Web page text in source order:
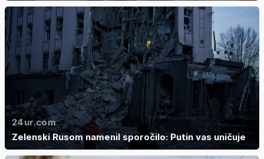
24ur.com
Zelenski Rusom namenil sporočilo: Putin vas uničuje